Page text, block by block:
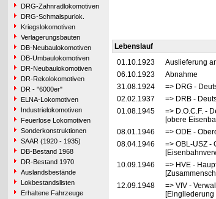
DRG-Zahnradlokomotiven
DRG-Schmalspurlok.
Kriegslokomotiven
Verlagerungsbauten
DB-Neubaulokomotiven
DB-Umbaulokomotiven
DR-Neubaulokomotiven
DR-Rekolokomotiven
DR - "6000er"
ELNA-Lokomotiven
Industrielokomotiven
Feuerlose Lokomotiven
Sonderkonstruktionen
SAAR (1920 - 1935)
DB-Bestand 1968
DR-Bestand 1970
Auslandsbestände
Lokbestandslisten
Erhaltene Fahrzeuge
Lebenslauf
01.10.1923
Auslieferung
06.10.1923
Abnahme
31.08.1924
=> DRG -
02.02.1937
=> DRB -
01.08.1945
=> D.O.C.F. -
[obere
08.01.1946
=> ODE -
08.04.1946
=> OBL-USZ -
10.09.1946
=> HVE -
12.09.1948
=> VfV -
[Eingliederung